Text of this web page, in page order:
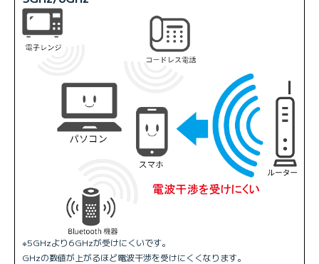
※5GHzより6GHzが受けにくいです。
GHzの数値が上がるほど電波干渉を受けにくくなります。